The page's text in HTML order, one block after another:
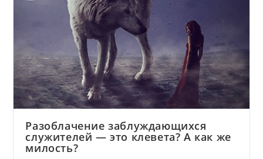
Разоблачение заблуждающихся
служителей — это клевета? А как же
милость?